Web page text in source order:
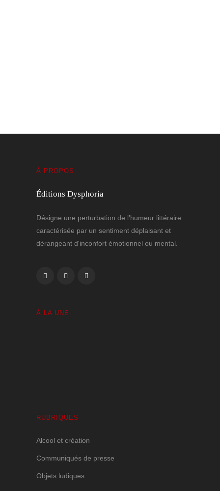
À PROPOS
Éditions Dysphoria
Désigne une perturbation de l’humeur littéraire
caractérisée par un sentiment déplaisant et
dérangeant d'inconfort émotionnel ou mental.
À LA UNE
RUBRIQUES
Alcool et création
Communiqués de presse
Objets ludiques